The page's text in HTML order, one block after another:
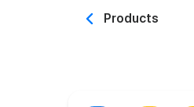
Products